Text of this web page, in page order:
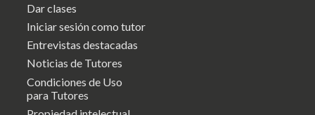
Dar clases
Iniciar sesión como tutor
Entrevistas destacadas
Noticias de Tutores
Condiciones de Uso
para Tutores